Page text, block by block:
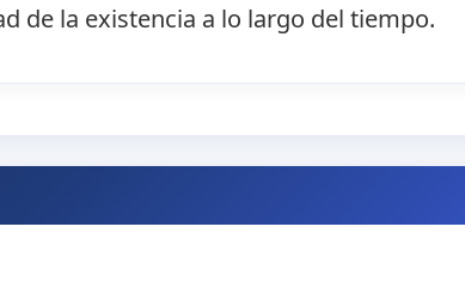
de la existencia a lo largo del tiempo.